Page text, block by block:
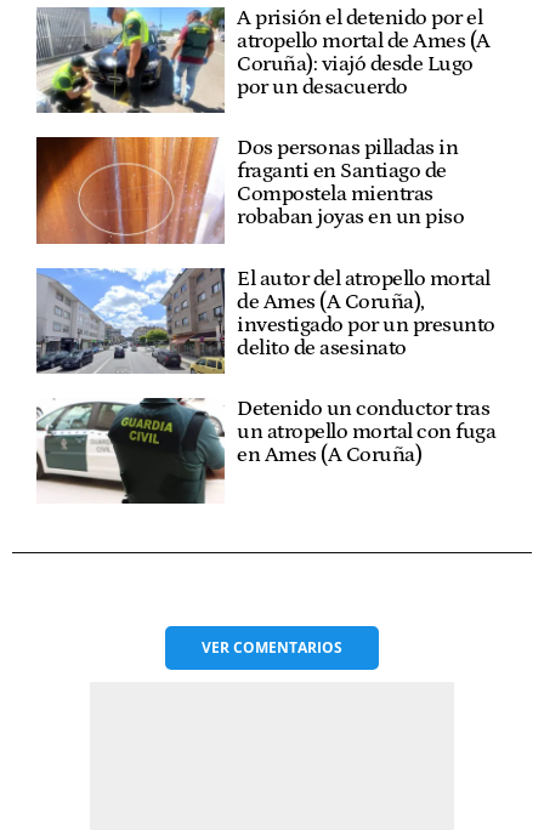
A prisión el detenido por el
atropello mortal de Ames (A
Coruña): viajó desde Lugo
por un desacuerdo
Dos personas pilladas in
fraganti en Santiago de
Compostela mientras
robaban joyas en un piso
El autor del atropello mortal
de Ames (A Coruña),
investigado por un presunto
delito de asesinato
Detenido un conductor tras
un atropello mortal con fuga
en Ames (A Coruña)
VERCOMENTARIOS